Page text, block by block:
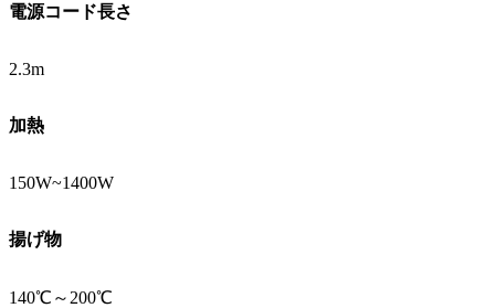
電源コード長さ
2.3m
加熱
150W~1400W
揚げ物
140℃～200℃